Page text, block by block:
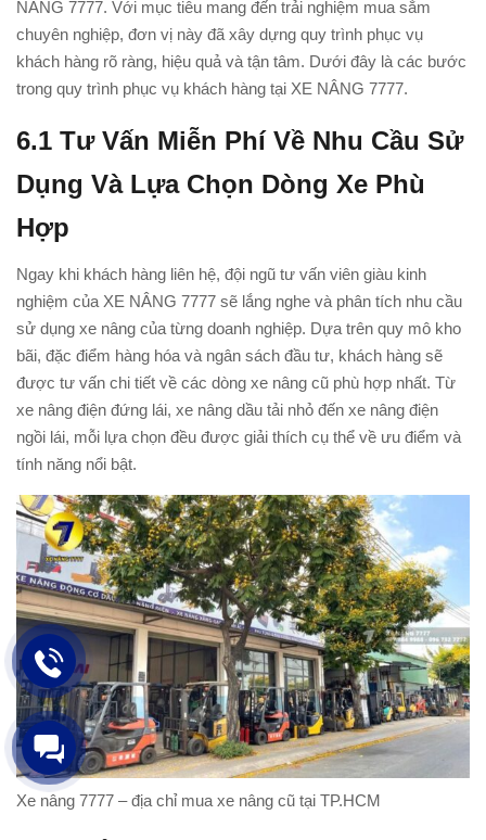
NÂNG 7777. Với mục tiêu mang đến trải nghiệm mua sắm
chuyên nghiệp, đơn vị này đã xây dựng quy trình phục vụ
khách hàng rõ ràng, hiệu quả và tận tâm. Dưới đây là các bước
trong quy trình phục vụ khách hàng tại XE NÂNG 7777.
6.1 Tư Vấn Miễn Phí Về Nhu Cầu Sử
Dụng Và Lựa Chọn Dòng Xe Phù
Hợp
Ngay khi khách hàng liên hệ, đội ngũ tư vấn viên giàu kinh
nghiệm của XE NÂNG 7777 sẽ lắng nghe và phân tích nhu cầu
sử dụng xe nâng của từng doanh nghiệp. Dựa trên quy mô kho
bãi, đặc điểm hàng hóa và ngân sách đầu tư, khách hàng sẽ
được tư vấn chi tiết về các dòng xe nâng cũ phù hợp nhất. Từ
xe nâng điện đứng lái, xe nâng dầu tải nhỏ đến xe nâng điện
ngồi lái, mỗi lựa chọn đều được giải thích cụ thể về ưu điểm và
tính năng nổi bật.
Xe nâng 7777 – địa chỉ mua xe nâng cũ tại TP.HCM